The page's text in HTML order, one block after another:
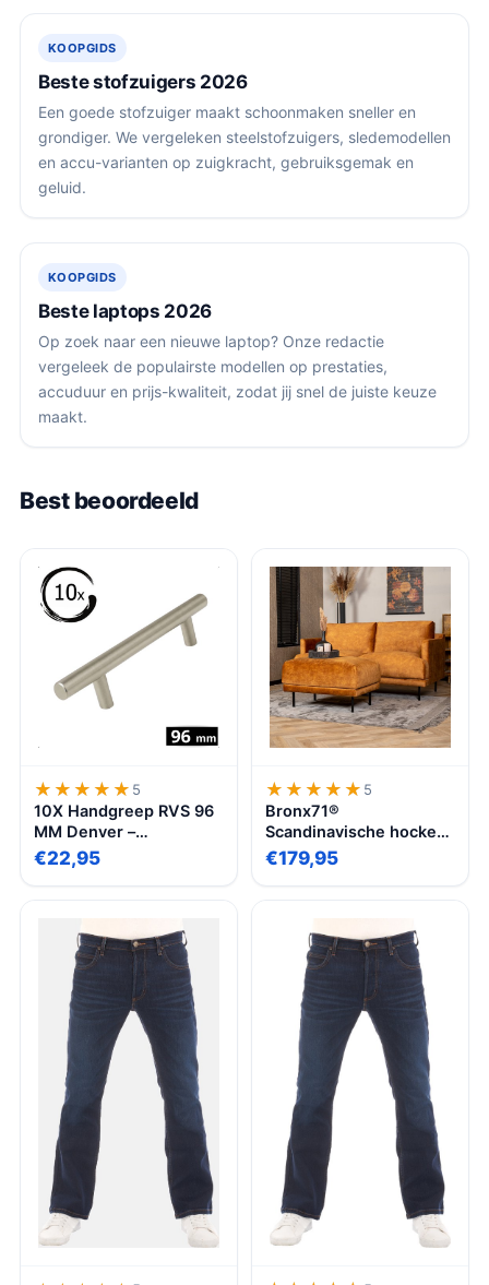
KOOPGIDS
Beste stofzuigers 2026
Een goede stofzuiger maakt schoonmaken sneller en
grondiger. We vergeleken steelstofzuigers, sledemodellen
en accu-varianten op zuigkracht, gebruiksgemak en
geluid.
KOOPGIDS
Beste laptops 2026
Op zoek naar een nieuwe laptop? Onze redactie
vergeleek de populairste modellen op prestaties,
accuduur en prijs-kwaliteit, zodat jij snel de juiste keuze
maakt.
Best beoordeeld
★★★★★
★★★★★ 5
10X Handgreep RVS 96
MM Denver –
Handgrepen
keukenkastjes –
Kast – Handgreep
keukenkastjes –
Handgreep kast –
Meubelbeslag –
Keukengreep –
deurgreep rVS
€22,95
★★★★★
★★★★★ 5
Bronx71®
Scandinavische hocker
Denver bouclé zwart
€179,95